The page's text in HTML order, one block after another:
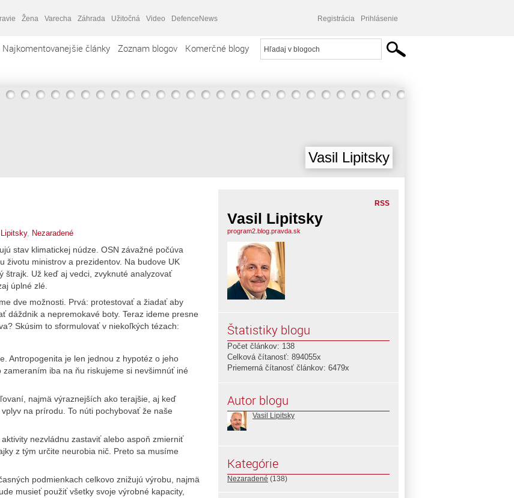
Žena Varecha Záhrada Užitočná Video DefenceNews Registrácia Prihlásenie
Najkomentovanejšie články Zoznam blogov Komerčné blogy
Vasil Lipitsky
, Nezaradené
stav klimatickej núdze. OSN závažné počúva
životu ministrov a prezidentov. Na budove UK
štrajk. Už keď aj vedci, zvyknuté analyzovať
úplné zlé.
dve možnosti. Prvá: protestovať a žiadať aby
dáždnik a nepremokavé boty. Teraz ideme presne
Skúsim to sformulovať v niekoľkých tézach:
Antropogenita je len jednou z hypotéz o jeho
iba na ňu riskujeme si nevšimnúť iné
najmä výraznejších ako terajšie, aj keď
na prírodu. To núti pochybovať že naše
nezvládnu zastaviť alebo aspoň zmierniť
z tým určite neurobia nič. Preto sa musíme
podmienkach celkovo znižujú výrobu, najmä
musieť použiť všetky svoje výrobné kapacity,
RSS
Vasil Lipitsky
program2.blog.pravda.sk
Štatistiky blogu
Počet článkov: 138
Celková čítanosť: 894055x
Priemerná čítanosť článkov: 6479x
Autor blogu
Vasil Lipitsky
Kategórie
Nezaradené (138)